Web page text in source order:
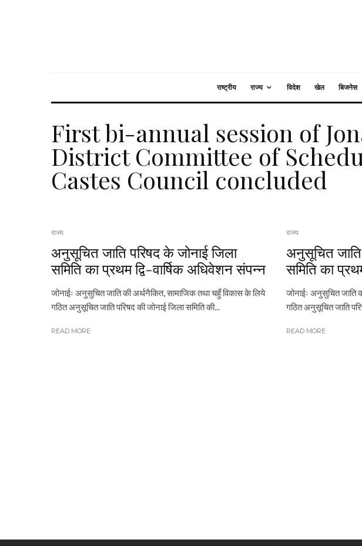
राष्ट्रीय राज्य विदेश खेल बिजनेस
First bi-annual session of
District Committee of
Castes Council concluded
राज्य
अनुसूचित जाति परिषद के जोनाई जिला
समिति का प्रथम द्वि-वार्षिक अधिवेशन संपन्न
जोनाईः अनुसुचित जाति की अर्थनैकित, सामाजिक तथा चहुँ विकास के लिये
गठित अनुसूचित जाति परिषद की जोनाई जिला समिति की...
READ MORE
राज्य
अनुसूचित
समिति का
जोनाईः अनुसुचित जाति
गठित अनुसूचित जाति
READ MORE